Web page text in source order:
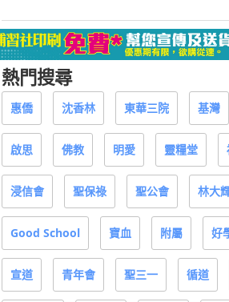
熱門搜尋
惠僑 沈香林 東華三院 基灣
啟思 佛教 明愛 靈糧堂
浸信會 聖保祿 聖公會 林大
Good School 寶血 附屬 好
宣道 青年會 聖三一 循道